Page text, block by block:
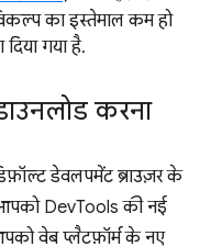
का इस्तेमाल कम हो
गया है.
करना
डेवलपमेंट ब्राउज़र के
आपको DevTools की नई
वेब प्लैटफ़ॉर्म के नए